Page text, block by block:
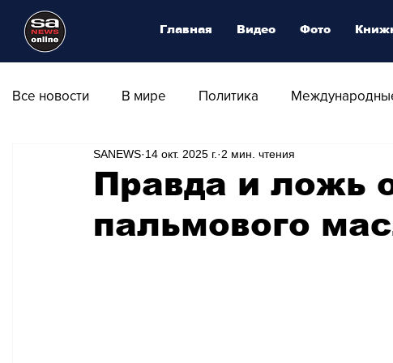
Все новости В мире Политика
Общество Армия Аналитика
Транспорт Культура Магия искусства
Правда и ложь
пальмового
SANEWS 14 окт. 2025 г. 2 мин. чтения
Главная Видео Фото